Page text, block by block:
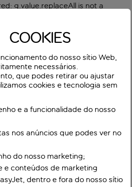
g.value.replaceAll is not a
COOKIES
do nosso sítio Web,
necessários.
que podes retirar ou ajustar
cookies e tecnologia sem
e a funcionalidade do nosso
nos anúncios que podes ver no
do nosso marketing;
e conteúdos de marketing
dentro e fora do nosso sítio